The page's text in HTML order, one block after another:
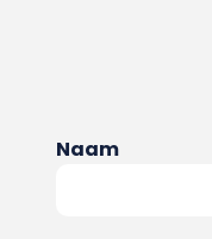
Naam